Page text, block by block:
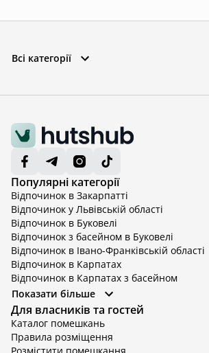
Всі категорії
Популярні категорії
Відпочинок в Закарпатті
Відпочинок у Львівській області
Відпочинок в Буковелі
Відпочинок з басейном в Буковелі
Відпочинок в Івано-Франківській області
Відпочинок в Карпатах
Відпочинок в Карпатах з басейном
Відпочинок в Київській області
Відпочинок в Київській області з басейном
Відпочинок в Тернопільській області
Відпочинок у Вінницькій області
Відпочинок в Яремче
Показати більше
Для власників та гостей
Каталог помешкань
Правила розміщення